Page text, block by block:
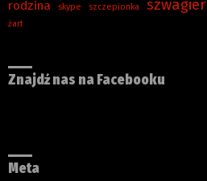
rodzina skype szczepionka szwagier
żart
Znajdź nas na Facebooku
Meta